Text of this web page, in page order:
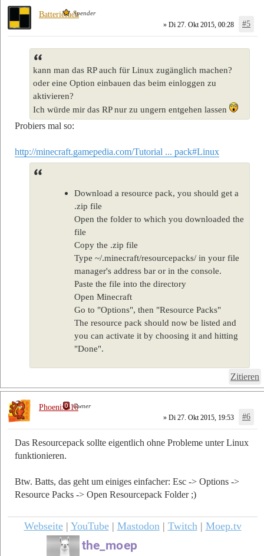
» Di 27. Okt 2015, 00:28 #5
kann man das RP auch für Linux zugänglich machen?
oder eine Option einbauen das beim einloggen zu
aktivieren?
Ich würde mir das RP nur zu ungern entgehen lassen
Probiers mal so:
http://minecraft.gamepedia.com/Tutorial ... pack#Linux
Download a resource pack, you should get a
.zip file
Open the folder to which you downloaded the
file
Copy the .zip file
Type ~/.minecraft/resourcepacks/ in your file
manager's address bar or in the console.
Paste the file into the directory
Open Minecraft
Go to "Options", then "Resource Packs"
The resource pack should now be listed and
you can activate it by choosing it and hitting
"Done".
Zitieren
BatteriefachSpender
» Di 27. Okt 2015, 19:53 #6
Das Resourcepack sollte eigentlich ohne Probleme unter Linux
funktionieren.
Btw. Batts, das geht um einiges einfacher: Esc -> Options ->
Resource Packs -> Open Resourcepack Folder ;)
Webseite| YouTube| Mastodon| Twitch| Moep.tv
Phoenix616Owner